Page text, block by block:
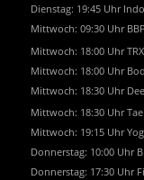
Dienstag: 19:45 Uhr
Mittwoch: 09:30 Uhr BBP
Mittwoch: 18:00 Uhr TRX
Mittwoch: 18:00 Uhr
Mittwoch: 18:30 Uhr
Mittwoch: 18:30 Uhr
Mittwoch: 19:15 Uhr
Donnerstag: 10:00 Uhr
Donnerstag: 17:30 Uhr